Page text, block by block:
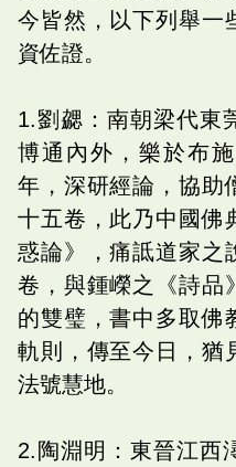
今皆然，以下列舉一
資佐證。
1.劉勰：南朝梁代東
博通內外，樂於布
年，深研經論，協助
十五卷，此乃中國佛
惑論》，痛詆道家之
卷，與鍾嶸之《詩品
的雙璧，書中多取佛
軌則，傳至今日，猶
法號慧地。
2.陶淵明：東晉江西